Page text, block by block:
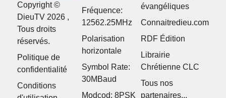
Copyright ©
DieuTV 2026 ,
Tous droits
réservés.
Politique de
confidentialité
Conditions
Fréquence:
12562.25MHz
Polarisation
horizontale
Symbol Rate:
30MBaud
Modcod: 8PSK
évangéliques
Connaitredieu.com
RDF Édition
Librairie
Chrétienne CLC
Tous nos
partenaires...